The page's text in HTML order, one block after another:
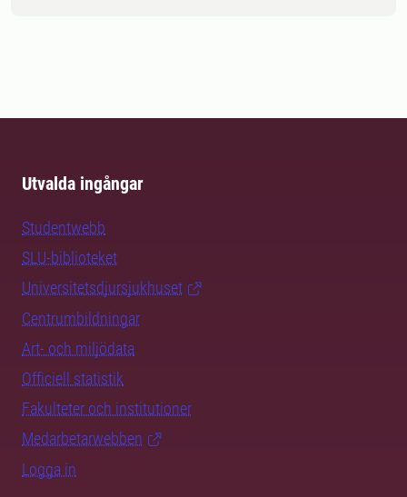
Utvalda ingångar
Studentwebb
SLU-biblioteket
Universitetsdjursjukhuset
Centrumbildningar
Art- och miljödata
Officiell statistik
Fakulteter och institutioner
Medarbetarwebben
Logga in